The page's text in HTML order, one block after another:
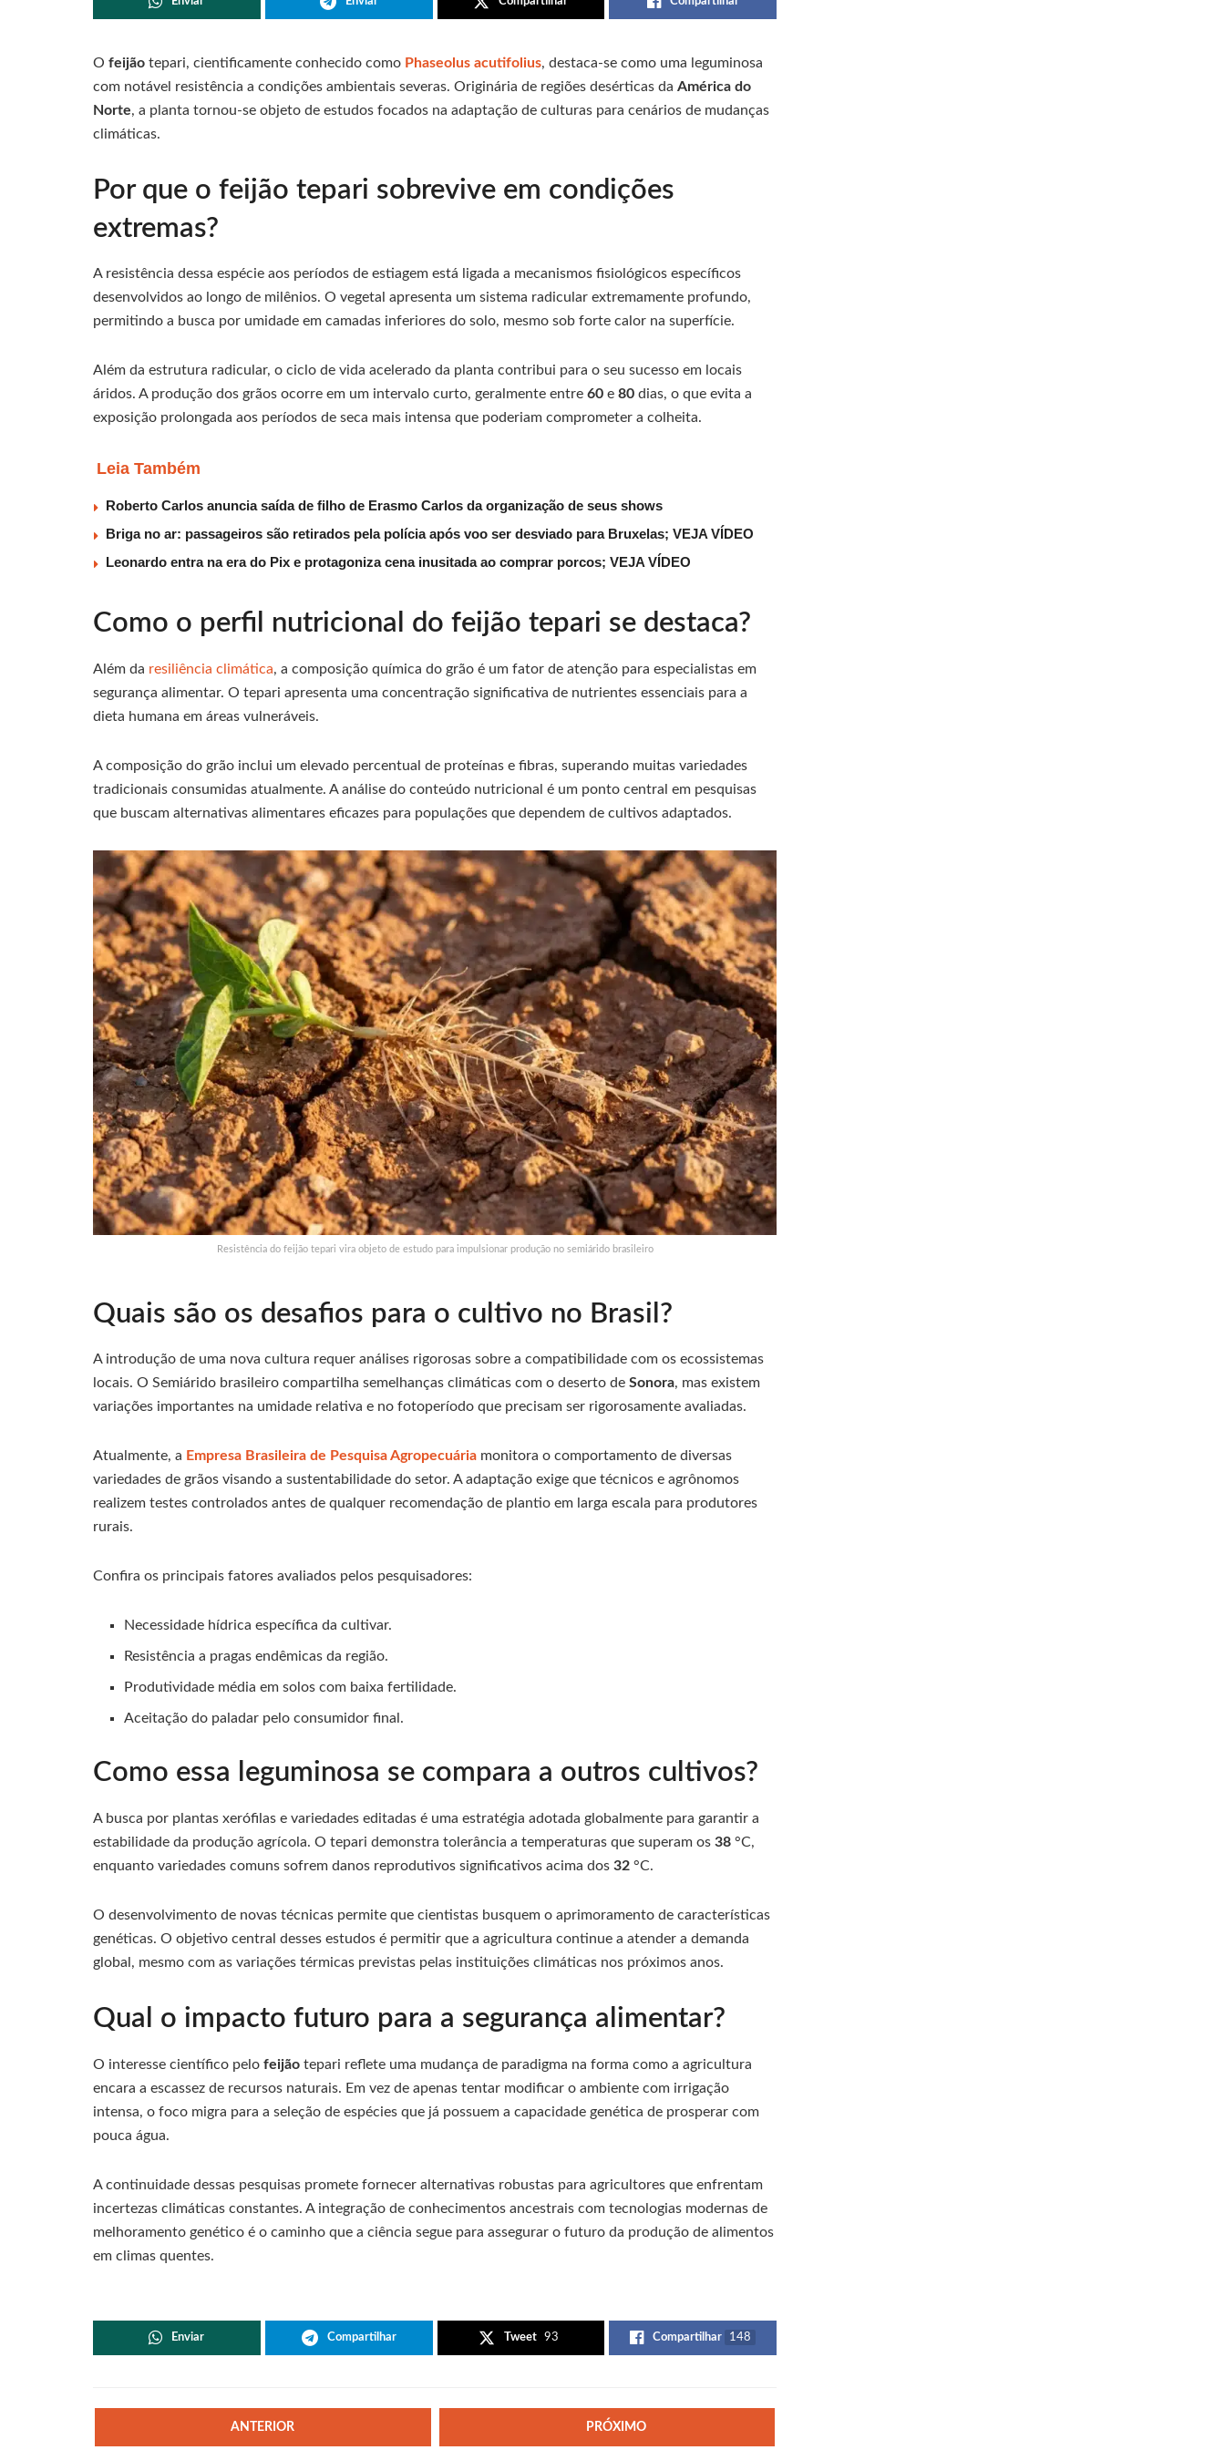
O feijão tepari, cientificamente conhecido como Phaseolus acutifolius, destaca-se como uma leguminosa
com notável resistência a condições ambientais severas. Originária de regiões desérticas da América do
Norte, a planta tornou-se objeto de estudos focados na adaptação de culturas para cenários de mudanças
climáticas.
Por que o feijão tepari sobrevive em condições
extremas?
A resistência dessa espécie aos períodos de estiagem está ligada a mecanismos fisiológicos específicos
desenvolvidos ao longo de milênios. O vegetal apresenta um sistema radicular extremamente profundo,
permitindo a busca por umidade em camadas inferiores do solo, mesmo sob forte calor na superfície.
Além da estrutura radicular, o ciclo de vida acelerado da planta contribui para o seu sucesso em locais
áridos. A produção dos grãos ocorre em um intervalo curto, geralmente entre 60 e 80 dias, o que evita a
exposição prolongada aos períodos de seca mais intensa que poderiam comprometer a colheita.
Leia Também
Roberto Carlos anuncia saída de filho de Erasmo Carlos da organização de seus shows
Briga no ar: passageiros são retirados pela polícia após voo ser desviado para Bruxelas; VEJA VÍDEO
Leonardo entra na era do Pix e protagoniza cena inusitada ao comprar porcos; VEJA VÍDEO
Como o perfil nutricional do feijão tepari se destaca?
Além da resiliência climática, a composição química do grão é um fator de atenção para especialistas em
segurança alimentar. O tepari apresenta uma concentração significativa de nutrientes essenciais para a
dieta humana em áreas vulneráveis.
A composição do grão inclui um elevado percentual de proteínas e fibras, superando muitas variedades
tradicionais consumidas atualmente. A análise do conteúdo nutricional é um ponto central em pesquisas
que buscam alternativas alimentares eficazes para populações que dependem de cultivos adaptados.
Resistência do feijão tepari vira objeto de estudo para impulsionar produção no semiárido brasileiro
Quais são os desafios para o cultivo no Brasil?
A introdução de uma nova cultura requer análises rigorosas sobre a compatibilidade com os ecossistemas
locais. O Semiárido brasileiro compartilha semelhanças climáticas com o deserto de Sonora, mas existem
variações importantes na umidade relativa e no fotoperíodo que precisam ser rigorosamente avaliadas.
Atualmente, a Empresa Brasileira de Pesquisa Agropecuária monitora o comportamento de diversas
variedades de grãos visando a sustentabilidade do setor. A adaptação exige que técnicos e agrônomos
realizem testes controlados antes de qualquer recomendação de plantio em larga escala para produtores
rurais.
Confira os principais fatores avaliados pelos pesquisadores:
Necessidade hídrica específica da cultivar.
Resistência a pragas endêmicas da região.
Produtividade média em solos com baixa fertilidade.
Aceitação do paladar pelo consumidor final.
Como essa leguminosa se compara a outros cultivos?
A busca por plantas xerófilas e variedades editadas é uma estratégia adotada globalmente para garantir a
estabilidade da produção agrícola. O tepari demonstra tolerância a temperaturas que superam os 38 °C,
enquanto variedades comuns sofrem danos reprodutivos significativos acima dos 32 °C.
O desenvolvimento de novas técnicas permite que cientistas busquem o aprimoramento de características
genéticas. O objetivo central desses estudos é permitir que a agricultura continue a atender a demanda
global, mesmo com as variações térmicas previstas pelas instituições climáticas nos próximos anos.
Qual o impacto futuro para a segurança alimentar?
O interesse científico pelo feijão tepari reflete uma mudança de paradigma na forma como a agricultura
encara a escassez de recursos naturais. Em vez de apenas tentar modificar o ambiente com irrigação
intensa, o foco migra para a seleção de espécies que já possuem a capacidade genética de prosperar com
pouca água.
A continuidade dessas pesquisas promete fornecer alternativas robustas para agricultores que enfrentam
incertezas climáticas constantes. A integração de conhecimentos ancestrais com tecnologias modernas de
melhoramento genético é o caminho que a ciência segue para assegurar o futuro da produção de alimentos
em climas quentes.
Enviar Compartilhar Tweet 93 Compartilhar 148
ANTERIOR PRÓXIMO